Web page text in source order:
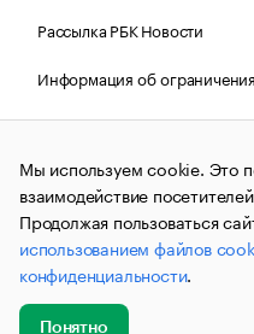
Рассылка РБК Новости
Информация об
Правовая информация
О
© АО
и материалы
(зарегистрировано
связи, информационных
коммуникаций
№ФС77-63848)
публикации могут
не предназначенную для
до 18 лет.
Мы используем cookie. Это
взаимодействие
Продолжая пользоваться
использованием файлов
конфиденциальности.
Понятно